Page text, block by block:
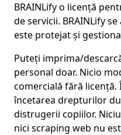
BRAINLify o licență
de servicii. BRAINLify
este protejat și
Puteți imprima/
personal doar. Nicio
comercială fără licență.
încetarea drepturilor
distrugerii copiilor.
nici scraping web nu